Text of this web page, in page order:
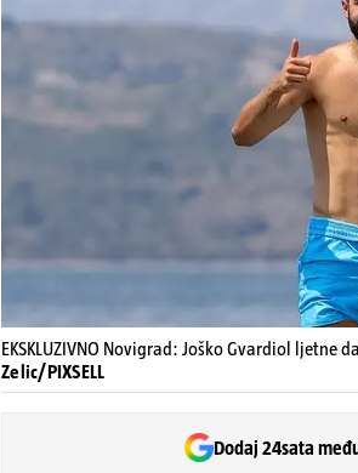
EKSKLUZIVNO Novigrad: Joško Gvardiol ljetne
Zelic/PIXSELL
Dodaj 24sata